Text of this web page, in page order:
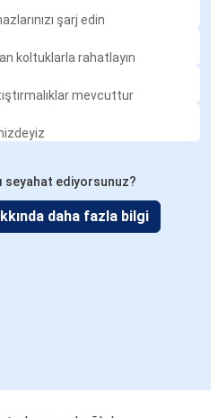
şarj edin
koltuklarla rahatlayın
mevcuttur
seyahat ediyorsunuz?
daha fazla bilgi